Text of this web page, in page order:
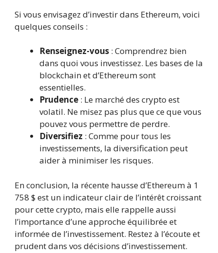
Si vous envisagez d’investir dans Ethereum, voici
quelques conseils :
Renseignez-vous : Comprendrez bien
dans quoi vous investissez. Les bases de la
blockchain et d’Ethereum sont
essentielles.
Prudence : Le marché des crypto est
volatil. Ne misez pas plus que ce que vous
pouvez vous permettre de perdre.
Diversifiez : Comme pour tous les
investissements, la diversification peut
aider à minimiser les risques.
En conclusion, la récente hausse d’Ethereum à 1
758 $ est un indicateur clair de l’intérêt croissant
pour cette crypto, mais elle rappelle aussi
l’importance d’une approche équilibrée et
informée de l’investissement. Restez à l’écoute et
prudent dans vos décisions d’investissement.